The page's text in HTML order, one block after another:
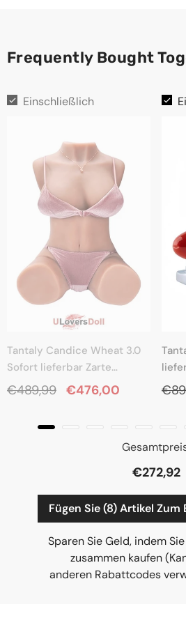
Frequently Bought
Einschließlich
Tantaly Candice Wheat 3.0
Sofort lieferbar Zarte
Körperstruktur (100%
Nagelneu) 19kg Sexpuppen
€489,99 €476,00
€272,92
Sparen Sie Geld, indem
zusammen kaufen
anderen Rabattcodes